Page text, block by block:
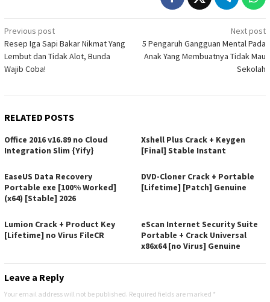
Post
navigation
Previous post
Resep Iga Sapi Bakar Nikmat Yang
Lembut dan Tidak Alot, Bunda
Wajib Coba!
Next post
5 Pengaruh Gangguan Mental Pada
Anak Yang Membuatnya Tidak Mau
Sekolah
RELATED POSTS
Office 2016 v16.89 no Cloud
Integration Slim {Yify}
Xshell Plus Crack + Keygen
[Final] Stable Instant
EaseUS Data Recovery
Portable exe [100% Worked]
(x64) [Stable] 2026
DVD-Cloner Crack + Portable
[Lifetime] [Patch] Genuine
Lumion Crack + Product Key
[Lifetime] no Virus FileCR
eScan Internet Security Suite
Portable + Crack Universal
x86x64 [no Virus] Genuine
Leave a Reply
Your email address will not be published. Required fields are marked *